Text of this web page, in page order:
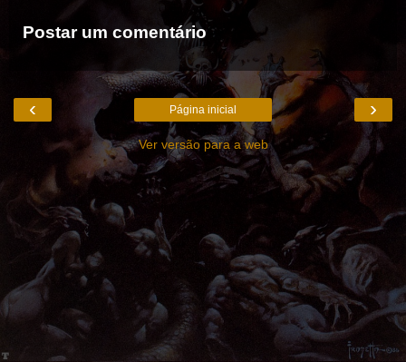
Postar um comentário
‹ ›
Página inicial
Ver versão para a web